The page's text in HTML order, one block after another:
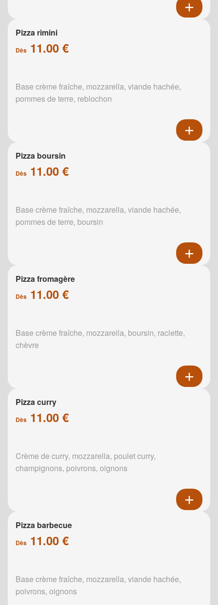
Pizza rimini
Dès 11.00 €
Base crème fraîche, mozzarella, viande hachée,
pommes de terre, reblochon
Pizza boursin
Dès 11.00 €
Base crème fraîche, mozzarella, viande hachée,
pommes de terre, boursin
Pizza fromagère
Dès 11.00 €
Base crème fraîche, mozzarella, boursin, raclette,
chèvre
Pizza curry
Dès 11.00 €
Crème de curry, mozzarella, poulet curry,
champignons, poivrons, oignons
Pizza barbecue
Dès 11.00 €
Base crème fraîche, mozzarella, viande hachée,
poivrons, oignons